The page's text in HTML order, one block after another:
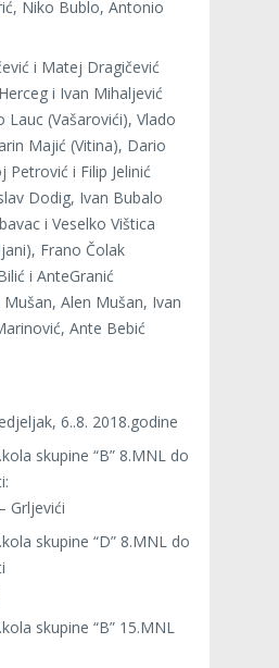
Niko Bublo, Antonio
i Matej Dragičević
i Ivan Mihaljević
Lauc (Vašarovići), Vlado
Majić (Vitina), Dario
i Filip Jelinić
Dodig, Ivan Bubalo
i Veselko Vištica
Frano Čolak
i AnteGranić
Alen Mušan, Ivan
Ante Bebić
6..8. 2018.godine
skupine “B” 8.MNL do
Grljevići
skupine “D” 8.MNL do
skupine “B” 15.MNL